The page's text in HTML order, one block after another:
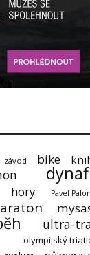
závod bike
hory
Pavel
ultra-
olympijský